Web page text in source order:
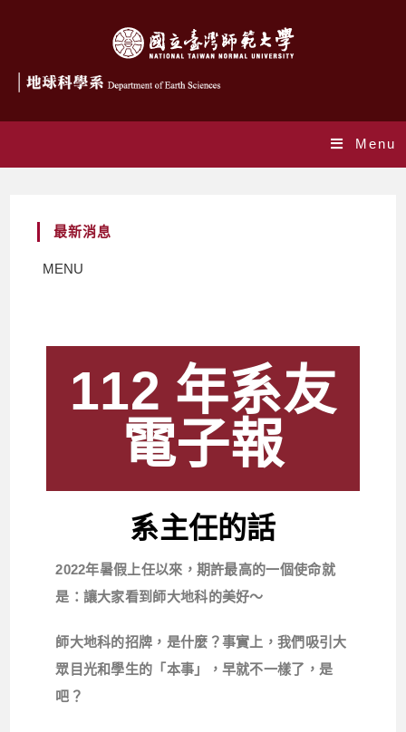
Menu
最新消息
MENU
112 年系友
電子報
系主任的話
2022年暑假上任以來，期許最高的一個使命就
是：讓大家看到師大地科的美好～
師大地科的招牌，是什麼？事實上，我們吸引大
眾目光和學生的「本事」，早就不一樣了，是
吧？